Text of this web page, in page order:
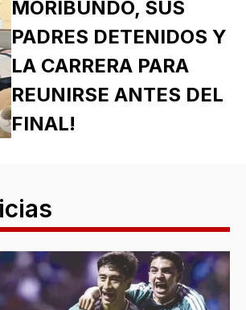
MORIBUNDO, SUS
PADRES DETENIDOS Y
LA CARRERA PARA
REUNIRSE ANTES DEL
FINAL!